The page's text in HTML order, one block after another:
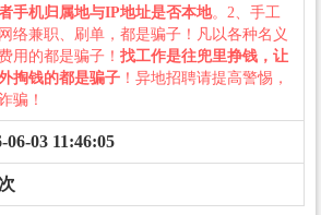
手机归属地与IP地址是否本地。2、手工
络兼职、刷单，都是骗子！凡以各种名义
用的都是骗子！ 找工作是往兜里挣钱，让
掏钱的都是骗子 ！异地招聘请提高警惕，
骗！
06-03 11:46:05